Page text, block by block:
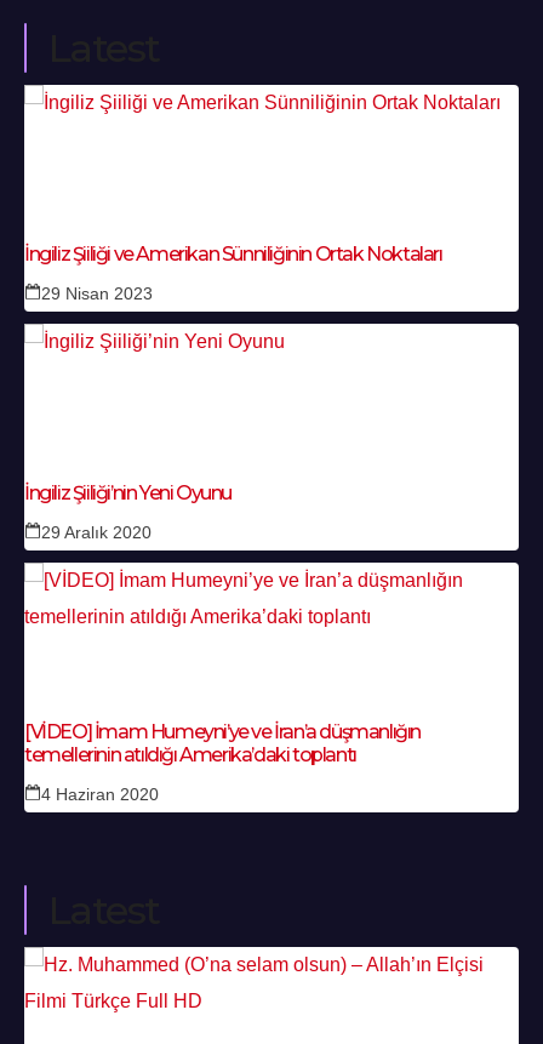
İngiliz Şiiliği ve Amerikan Sünniliğinin Ortak Noktaları
29 Nisan 2023
İngiliz Şiiliği’nin Yeni Oyunu
29 Aralık 2020
[VİDEO] İmam Humeyni’ye ve İran’a düşmanlığın
temellerinin atıldığı Amerika’daki toplantı
4 Haziran 2020